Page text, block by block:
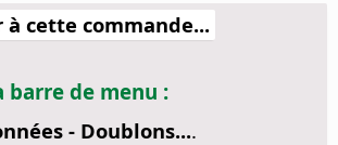
à cette commande...
barre de menu :
- Doublons....